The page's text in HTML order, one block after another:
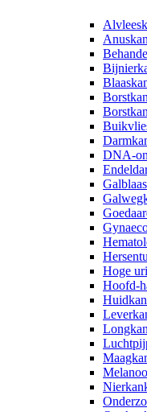
DNA-
Hoge
Hoofd-